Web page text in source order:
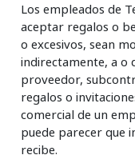
Los empleados de
aceptar regalos o
o excesivos, sean
indirectamente, a o
proveedor,
regalos o
comercial de un
puede parecer que
recibe.